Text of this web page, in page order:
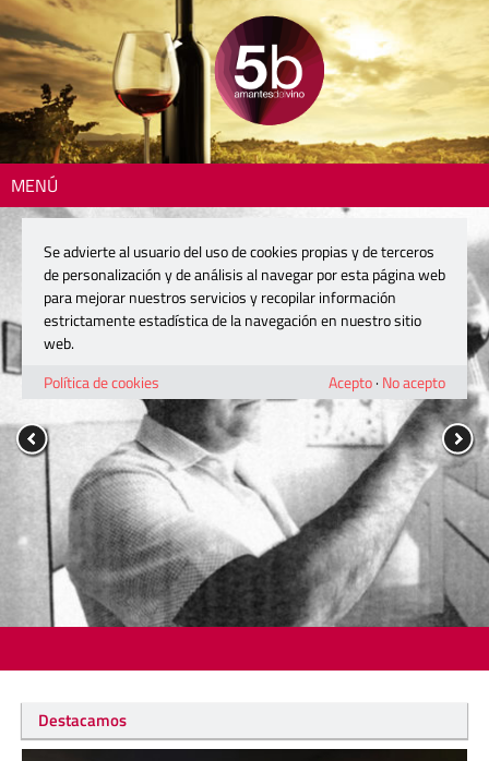
MENÚ
Destacamos
Se advierte al usuario del uso de cookies propias y de terceros
de personalización y de análisis al navegar por esta página web
para mejorar nuestros servicios y recopilar información
estrictamente estadística de la navegación en nuestro sitio
web.
Política de cookies
Acepto· No acepto